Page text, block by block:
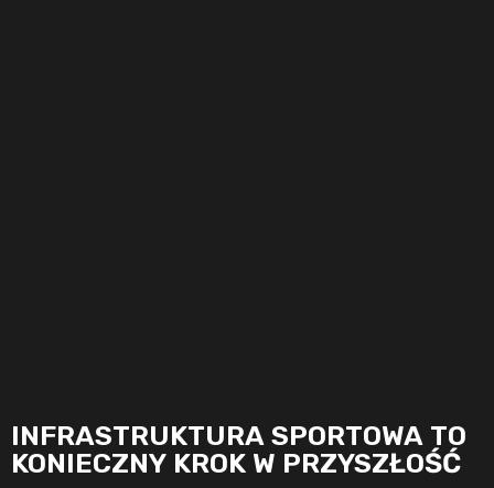
INFRASTRUKTURA SPORTOWA TO
KONIECZNY KROK W PRZYSZŁOŚĆ